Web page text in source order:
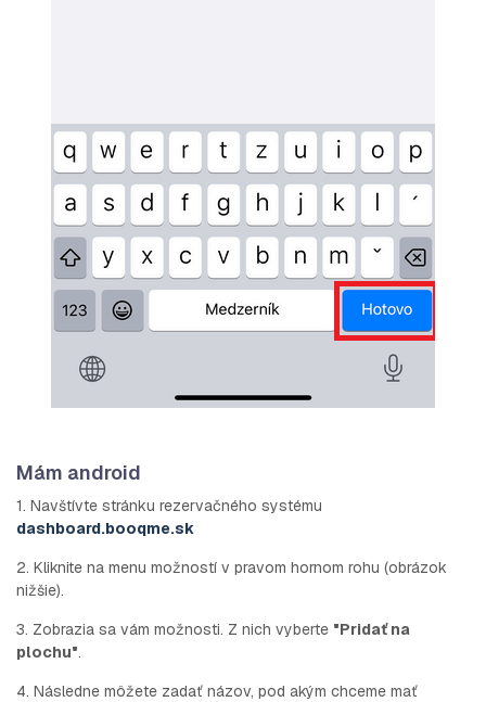
Mám android
1. Navštívte stránku rezervačného systému
dashboard.booqme.sk
2. Kliknite na menu možností v pravom hornom rohu (obrázok
nižšie).
3. Zobrazia sa vám možnosti. Z nich vyberte "Pridať na
plochu".
4. Následne môžete zadať názov, pod akým chceme mať